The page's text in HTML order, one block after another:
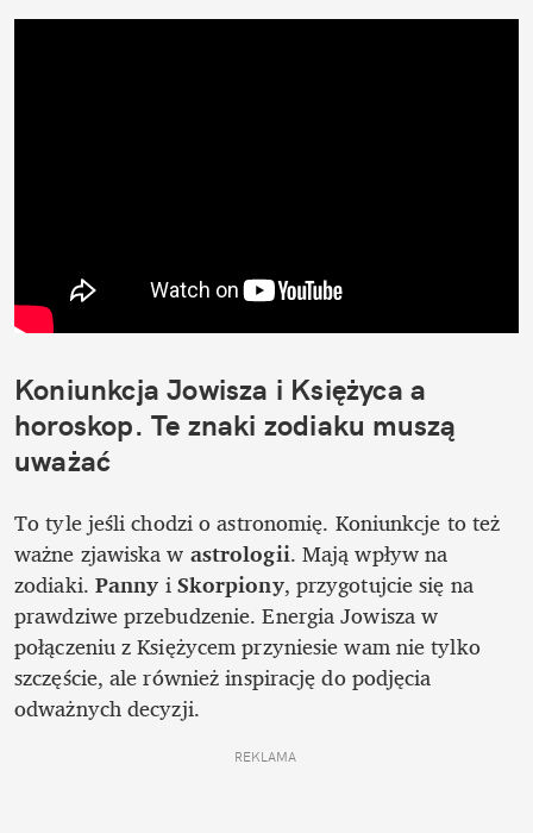
Koniunkcja Jowisza i Księżyca a
horoskop. Te znaki zodiaku muszą
uważać
To tyle jeśli chodzi o astronomię. Koniunkcje to też
ważne zjawiska w astrologii. Mają wpływ na
zodiaki. Panny i Skorpiony, przygotujcie się na
prawdziwe przebudzenie. Energia Jowisza w
połączeniu z Księżycem przyniesie wam nie tylko
szczęście, ale również inspirację do podjęcia
odważnych decyzji.
REKLAMA